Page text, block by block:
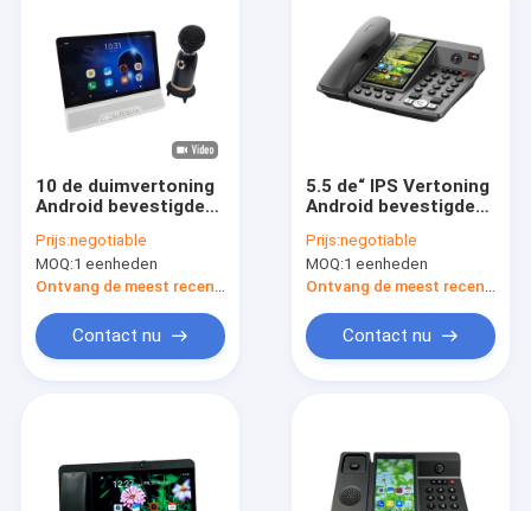
10 de duimvertoning
Android bevestigde
van het
Telefoonvideogesprek
HD
Prijs:negotiable
MOQ:1 eenheden
Contact nu
5.5 de“ IPS Vertoning
Android bevestigde
van Telefoonvolte
Prijs:negotiable
MOQ:1 eenheden
Contact nu